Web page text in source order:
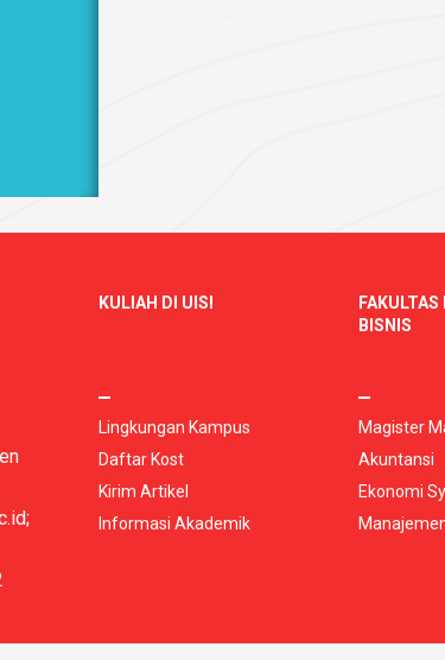
;
KULIAH DI UISI
Lingkungan Kampus
Daftar Kost
Kirim Artikel
Informasi Akademik
BISNIS
Magister
Akuntansi
Ekonomi